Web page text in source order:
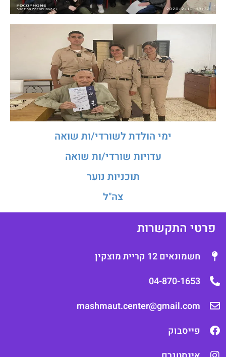
ימי הולדת לשורדי/ות שואה
עדויות שורדי/ות שואה
תוכניות נוער
צה"ל
התקשרות
חשמונאים 12 קריית מוצקין
04-870-1653
mashmaut.center@gmail.com
פייסבוק